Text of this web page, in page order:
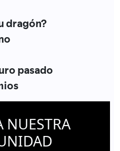
dragón?
pasado
NUESTRA